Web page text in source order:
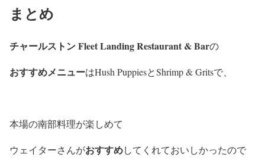
まとめ
チャールストン Fleet Landing Restaurant & Barの
おすすめメニューはHush PuppiesとShrimp & Gritsで、
本場の南部料理が楽しめて
ウェイターさんがおすすめしてくれておいしかったので